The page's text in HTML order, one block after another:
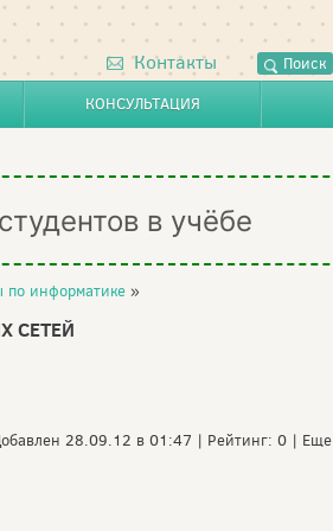
Контакты Поиск
КОНСУЛЬТАЦИЯ
в учёбе
по информатике »
СЕТЕЙ
28.09.12 в 01:47 | Рейтинг: 0 | Еще